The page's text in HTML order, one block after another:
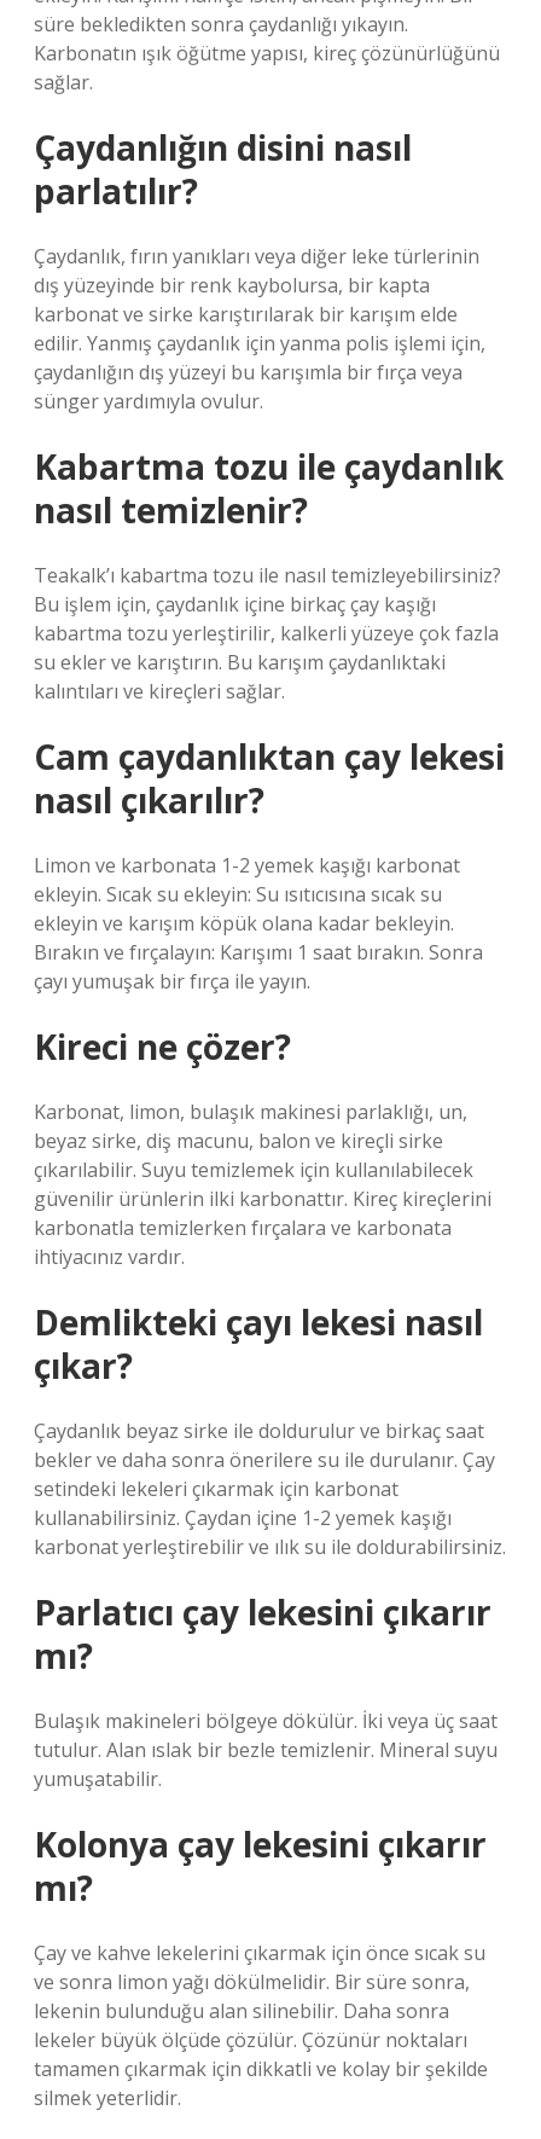
süre bekledikten sonra çaydanlığı yıkayın.
Karbonatın ışık öğütme yapısı, kireç çözünürlüğünü
sağlar.
Çaydanlığın disini nasıl
parlatılır?
Çaydanlık, fırın yanıkları veya diğer leke türlerinin
dış yüzeyinde bir renk kaybolursa, bir kapta
karbonat ve sirke karıştırılarak bir karışım elde
edilir. Yanmış çaydanlık için yanma polis işlemi için,
çaydanlığın dış yüzeyi bu karışımla bir fırça veya
sünger yardımıyla ovulur.
Kabartma tozu ile çaydanlık
nasıl temizlenir?
Teakalk’ı kabartma tozu ile nasıl temizleyebilirsiniz?
Bu işlem için, çaydanlık içine birkaç çay kaşığı
kabartma tozu yerleştirilir, kalkerli yüzeye çok fazla
su ekler ve karıştırın. Bu karışım çaydanlıktaki
kalıntıları ve kireçleri sağlar.
Cam çaydanlıktan çay lekesi
nasıl çıkarılır?
Limon ve karbonata 1-2 yemek kaşığı karbonat
ekleyin. Sıcak su ekleyin: Su ısıtıcısına sıcak su
ekleyin ve karışım köpük olana kadar bekleyin.
Bırakın ve fırçalayın: Karışımı 1 saat bırakın. Sonra
çayı yumuşak bir fırça ile yayın.
Kireci ne çözer?
Karbonat, limon, bulaşık makinesi parlaklığı, un,
beyaz sirke, diş macunu, balon ve kireçli sirke
çıkarılabilir. Suyu temizlemek için kullanılabilecek
güvenilir ürünlerin ilki karbonattır. Kireç kireçlerini
karbonatla temizlerken fırçalara ve karbonata
ihtiyacınız vardır.
Demlikteki çayı lekesi nasıl
çıkar?
Çaydanlık beyaz sirke ile doldurulur ve birkaç saat
bekler ve daha sonra önerilere su ile durulanır. Çay
setindeki lekeleri çıkarmak için karbonat
kullanabilirsiniz. Çaydan içine 1-2 yemek kaşığı
karbonat yerleştirebilir ve ılık su ile doldurabilirsiniz.
Parlatıcı çay lekesini çıkarır
mı?
Bulaşık makineleri bölgeye dökülür. İki veya üç saat
tutulur. Alan ıslak bir bezle temizlenir. Mineral suyu
yumuşatabilir.
Kolonya çay lekesini çıkarır
mı?
Çay ve kahve lekelerini çıkarmak için önce sıcak su
ve sonra limon yağı dökülmelidir. Bir süre sonra,
lekenin bulunduğu alan silinebilir. Daha sonra
lekeler büyük ölçüde çözülür. Çözünür noktaları
tamamen çıkarmak için dikkatli ve kolay bir şekilde
silmek yeterlidir.